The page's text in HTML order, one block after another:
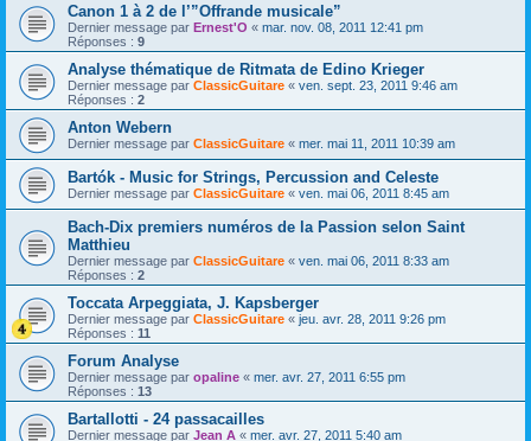
Canon 1 à 2 de l’”Offrande musicale”
Dernier message par Ernest'O « mar. nov. 08, 2011 12:41 pm
Réponses : 9
Analyse thématique de Ritmata de Edino Krieger
Dernier message par ClassicGuitare « ven. sept. 23, 2011 9:46 am
Réponses : 2
Anton Webern
Dernier message par ClassicGuitare « mer. mai 11, 2011 10:39 am
Bartók - Music for Strings, Percussion and Celeste
Dernier message par ClassicGuitare « ven. mai 06, 2011 8:45 am
Bach-Dix premiers numéros de la Passion selon Saint
Matthieu
Dernier message par ClassicGuitare « ven. mai 06, 2011 8:33 am
Réponses : 2
Toccata Arpeggiata, J. Kapsberger
Dernier message par ClassicGuitare « jeu. avr. 28, 2011 9:26 pm
Réponses : 11
Forum Analyse
Dernier message par opaline « mer. avr. 27, 2011 6:55 pm
Réponses : 13
Bartallotti - 24 passacailles
Dernier message par Jean A « mer. avr. 27, 2011 5:40 am